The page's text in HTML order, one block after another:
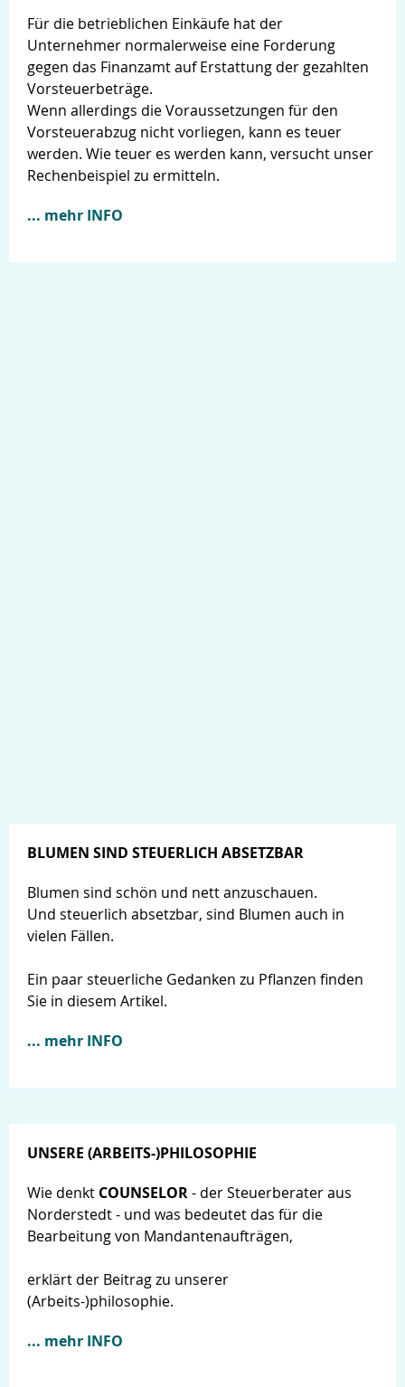
Für die betrieblichen Einkäufe hat der
Unternehmer normalerweise eine Forderung
gegen das Finanzamt auf Erstattung der gezahlten
Vorsteuerbeträge.
Wenn allerdings die Voraussetzungen für den
Vorsteuerabzug nicht vorliegen, kann es teuer
werden. Wie teuer es werden kann, versucht unser
Rechenbeispiel zu ermitteln.
... mehr INFO
BLUMEN SIND STEUERLICH ABSETZBAR
Blumen sind schön und nett anzuschauen.
Und steuerlich absetzbar, sind Blumen auch in
vielen Fällen.
Ein paar steuerliche Gedanken zu Pflanzen finden
Sie in diesem Artikel.
... mehr INFO
UNSERE (ARBEITS-)PHILOSOPHIE
Wie denkt COUNSELOR- der Steuerberater aus
Norderstedt - und was bedeutet das für die
Bearbeitung von Mandantenaufträgen,
erklärt der Beitrag zu unserer
(Arbeits-)philosophie.
... mehr INFO